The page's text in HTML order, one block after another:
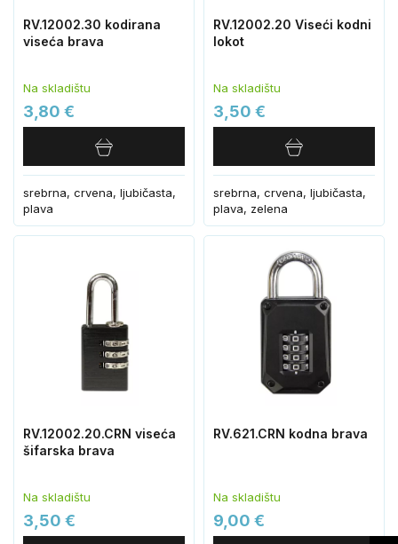
RV.12002.30 kodirana
viseća brava
Na skladištu
3,80 €
srebrna, crvena, ljubičasta,
plava
RV.12002.20 Viseći kodni
lokot
Na skladištu
3,50 €
srebrna, crvena, ljubičasta,
plava, zelena
RV.12002.20.CRN viseća
šifarska brava
Na skladištu
3,50 €
RV.621.CRN kodna brava
Na skladištu
9,00 €